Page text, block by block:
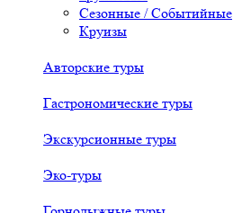
Сезонные / Событийные
Круизы
Авторские туры
Гастрономические туры
Экскурсионные туры
Эко-туры